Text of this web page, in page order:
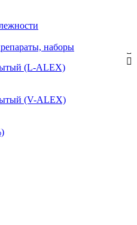
наборы
(L-ALEX)
(V-ALEX)